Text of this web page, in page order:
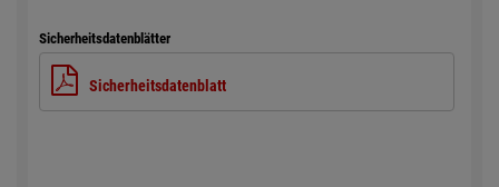
Sicherheitsdatenblätter
Sicherheitsdatenblatt